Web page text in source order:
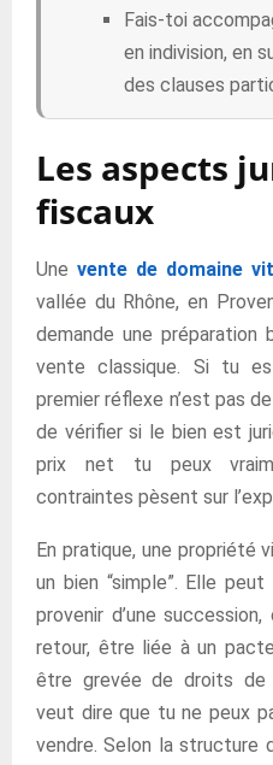
Fais-toi
en indivision, en
des clauses
Les aspects
fiscaux
Une vente de domaine
vallée du Rhône, en
demande une préparation
vente classique. Si tu
premier réflexe n’est pas
de vérifier si le bien est
prix net tu peux
contraintes pèsent sur
En pratique, une propriété
un bien “simple”. Elle
provenir d’une
retour, être liée à un
être grevée de droits de
veut dire que tu ne peux
vendre. Selon la structure